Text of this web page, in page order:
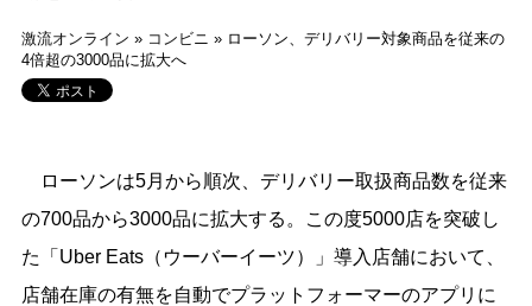
激流オンライン » コンビニ » ローソン、デリバリー対象商品を従来の
4倍超の3000品に拡大へ
ローソンは5月から順次、デリバリー取扱商品数を従来
の700品から3000品に拡大する。この度5000店を突破し
た「Uber Eats（ウーバーイーツ）」導入店舗において、
店舗在庫の有無を自動でプラットフォーマーのアプリに